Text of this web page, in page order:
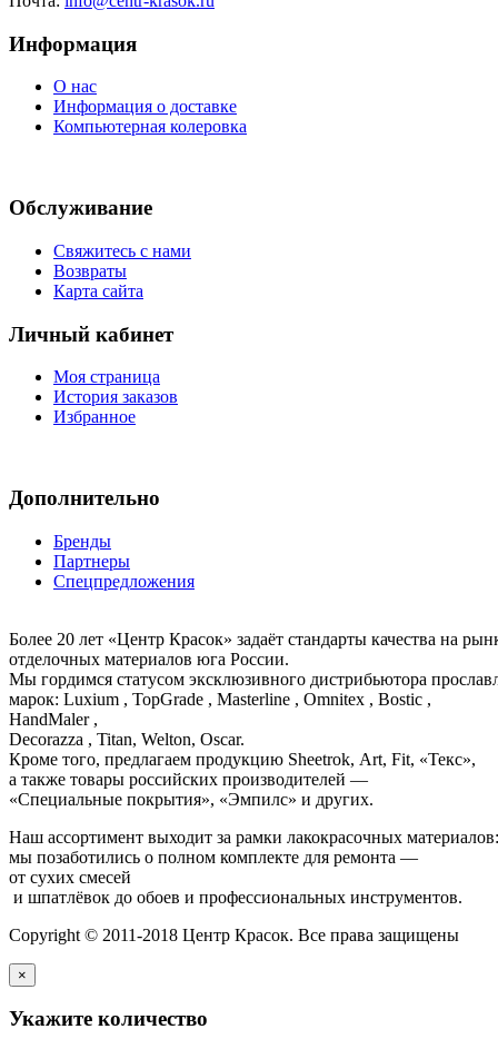
Информация
О нас
Информация о доставке
Компьютерная колеровка
Обслуживание
Свяжитесь с нами
Возвраты
Карта сайта
Личный кабинет
Моя страница
История заказов
Избранное
Дополнительно
Бренды
Партнеры
Спецпредложения
Более 20 лет «Центр Красок» задаёт стандарты качества на
отделочных материалов юга России.
Мы гордимся статусом эксклюзивного дистрибьютора
марок: Luxium , TopGrade , Masterline , Omnitex , Bostic ,
HandMaler ,
Decorazza , Titan, Welton, Oscar.
Кроме того, предлагаем продукцию Sheetrok, Art, Fit, «Текс»,
а также товары российских производителей —
«Специальные покрытия», «Эмпилс» и других.
Наш ассортимент выходит за рамки лакокрасочных
мы позаботились о полном комплекте для ремонта —
от сухих смесей
и шпатлёвок до обоев и профессиональных инструментов.
Copyright © 2011-2018 Центр Красок. Все права защищены
×
Укажите количество